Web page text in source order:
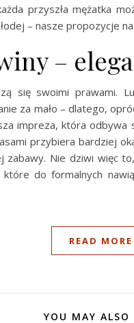
przyszła mężatka
– nasze propozycje
–
się swoimi prawami.
za mało – dlatego,
impreza, która
przybiera bardziej
zabawy. Nie dziwi więc
do formalnych
READ MORE
YOU MAY ALSO